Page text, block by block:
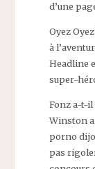
d’une
Oyez
à
Headline
super-
Fonz a-t-il
Winston
porno
pas